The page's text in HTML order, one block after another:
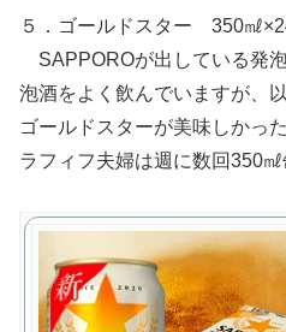
５．ゴールドスター 350㎖
SAPPOROが出している発
泡酒をよく飲んでいますが、
ゴールドスターが美味しかっ
ラフィフ夫婦は週に数回350㎖